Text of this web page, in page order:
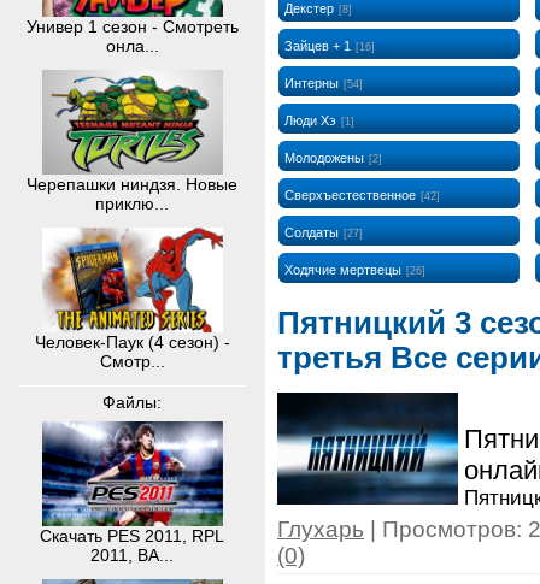
Универ 1 сезон - Смотреть
онла...
Черепашки ниндзя. Новые
приклю...
Человек-Паук (4 сезон) -
Смотр...
Файлы:
Скачать PES 2011, RPL
2011, BA...
Декстер [8]
Зайцев + 1 [16]
Интерны [54]
Люди Хэ [1]
Молодожены [2]
Сверхъестественное [42]
Солдаты [27]
Ходячие мертвецы [26]
Пятницкий 3
третья Все
Глухарь | Просмотров:
(0)